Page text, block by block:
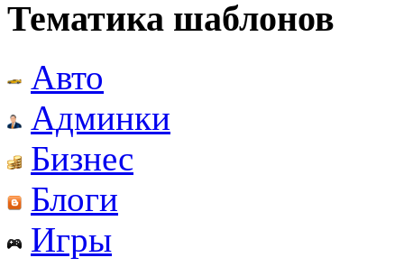
Тематика шаблонов
Авто
Админки
Бизнес
Блоги
Игры